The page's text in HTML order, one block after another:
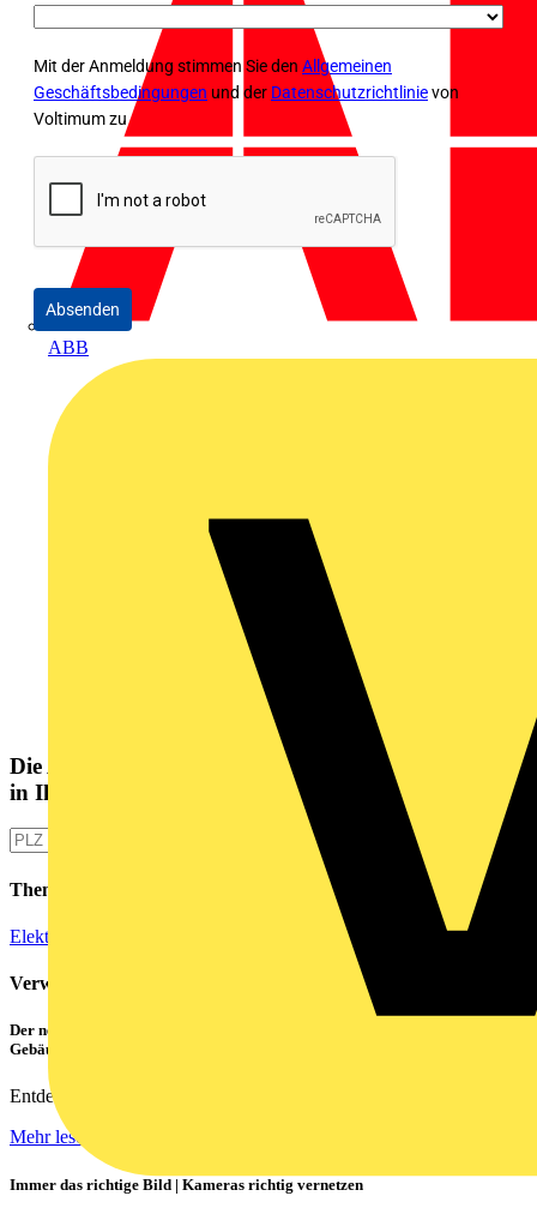
ABB
Mit der Anmeldung stimmen Sie den Allgemeinen
Geschäftsbedingungen und der Datenschutzrichtlinievon
Voltimum zu
Absenden
Die Altlampen Sammelstelle
in Ihrer Nähe
Themen
Elektroinstallation
Verwandte Inhalte
Der neue CATAN C1 von PHOENIX CONTACT – das Highlight für die
Gebäudesteuerung
Entdecken Sie die Zukunft der smarten Gebäudetechnik!
Mehr lesen
Immer das richtige Bild | Kameras richtig vernetzen